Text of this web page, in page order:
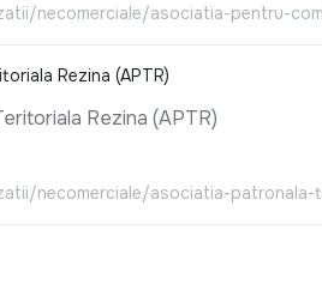
necomerciale/asociatia-pentru-
Rezina (APTR)
Rezina (APTR)
necomerciale/asociatia-patronala-